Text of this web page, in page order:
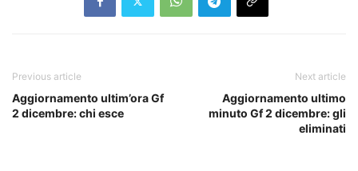
Previous article
Aggiornamento ultim’ora Gf
2 dicembre: chi esce
Next article
Aggiornamento ultimo
minuto Gf 2 dicembre: gli
eliminati